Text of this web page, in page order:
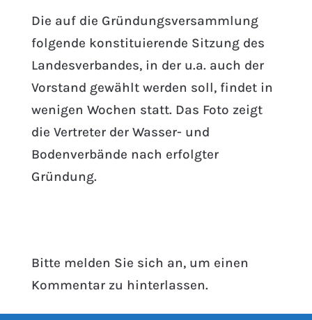
Die auf die Gründungsversammlung
folgende konstituierende Sitzung des
Landesverbandes, in der u.a. auch der
Vorstand gewählt werden soll, findet in
wenigen Wochen statt. Das Foto zeigt
die Vertreter der Wasser- und
Bodenverbände nach erfolgter
Gründung.
Bitte melden Sie sich an, um einen
Kommentar zu hinterlassen.